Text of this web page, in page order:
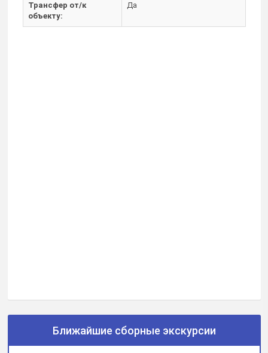
Трансфер от/к
объекту:
Да
Ближайшие сборные экскурсии